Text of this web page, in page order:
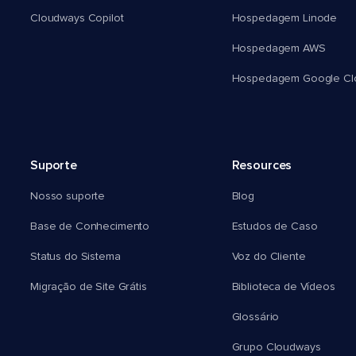
Cloudways Copilot Hospedagem Linode
Hospedagem AWS
Hospedagem Google
Suporte
Nosso suporte
Base de Conhecimento
Status do Sistema
Migração de Site Grátis
Resources
Blog
Estudos de Caso
Voz do Cliente
Biblioteca de Vídeos
Glossário
Grupo Cloudways